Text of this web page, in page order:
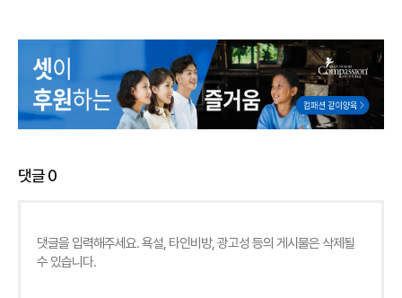
댓글0